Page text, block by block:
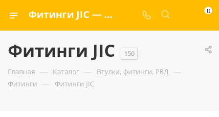
Фитинги JIC — ООО «ГИДРАМАКС» 0
Фитинги JIC 150
Главная — Каталог — Втулки, фитинги, РВД —
Фитинги — Фитинги JIC